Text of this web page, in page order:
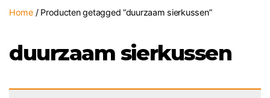
Home/ Producten getagged “duurzaam sierkussen”
duurzaam sierkussen